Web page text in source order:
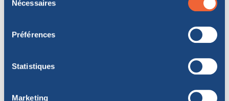
Nécessaires
Préférences
Statistiques
Marketing
île d'Elbe
À PARTIR DE: ,52